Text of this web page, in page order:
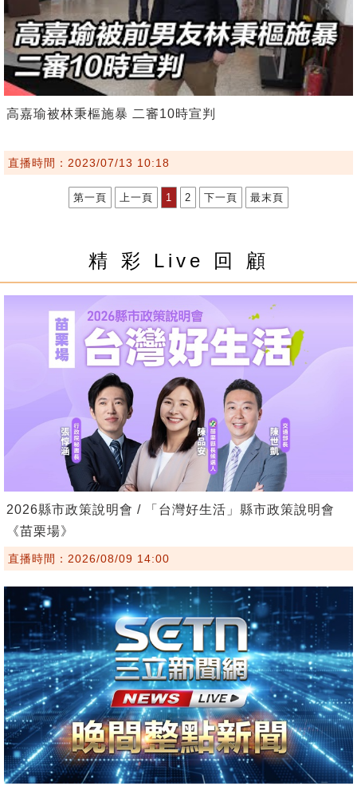
高嘉瑜被林秉樞施暴 二審10時宣判
直播時間：2023/07/13 10:18
第一頁 上一頁 1 2 下一頁 最末頁
精 彩 Live 回 顧
2026縣市政策說明會 / 「台灣好生活」縣市政策說明會
《苗栗場》
直播時間：2026/08/09 14:00